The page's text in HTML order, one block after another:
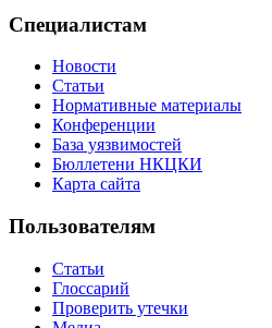
Специалистам
Новости
Статьи
Нормативные материалы
Конференции
База уязвимостей
Бюллетени НКЦКИ
Карта сайта
Пользователям
Статьи
Глоссарий
Проверить утечки